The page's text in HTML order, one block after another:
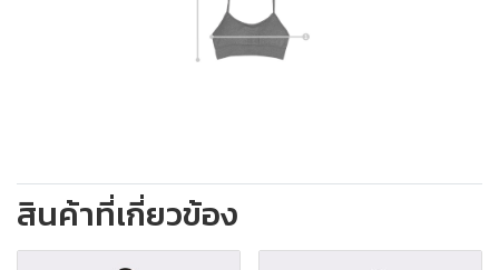
สินค้าที่เกี่ยวข้อง